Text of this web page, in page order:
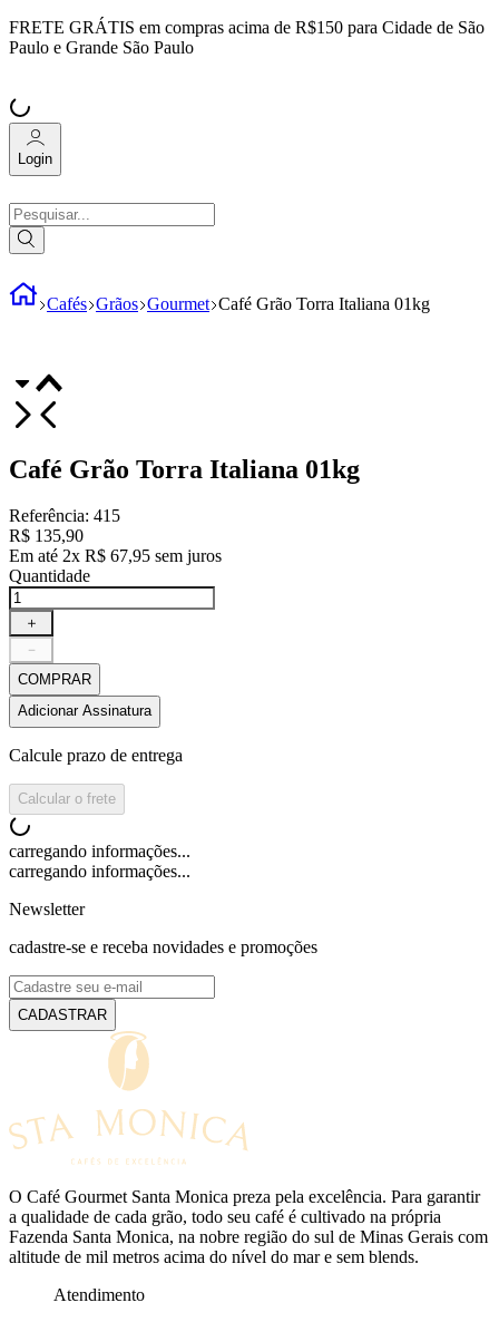
FRETE GRÁTIS em compras acima de R$150 para Cidade de São
Paulo e Grande São Paulo
Login
Cafés Grãos Gourmet Café Grão Torra Italiana 01kg
Café Grão Torra Italiana 01kg
Referência: 415
R$ 135,90
Em até 2x R$ 67,95 sem juros
Quantidade
＋
－
COMPRAR
Adicionar Assinatura
Calcule prazo de entrega
Calcular o frete
carregando informações...
carregando informações...
Newsletter
cadastre-se e receba novidades e promoções
CADASTRAR
O Café Gourmet Santa Monica preza pela excelência. Para garantir
a qualidade de cada grão, todo seu café é cultivado na própria
Fazenda Santa Monica, na nobre região do sul de Minas Gerais com
altitude de mil metros acima do nível do mar e sem blends.
Atendimento